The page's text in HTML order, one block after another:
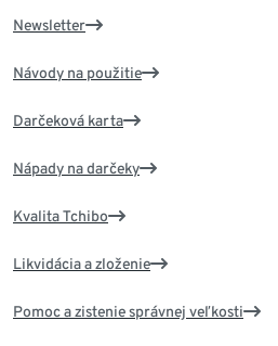
Newsletter
Návody na použitie
Darčeková karta
Nápady na darčeky
Kvalita Tchibo
Likvidácia a zloženie
Pomoc a zistenie správnej veľkosti